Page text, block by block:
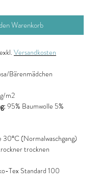
Warenkorb
Versandkosten
Bärenmädchen
m2
95% Baumwolle 5%
30°C (Normalwaschgang)
trocknen
Tex Standard 100